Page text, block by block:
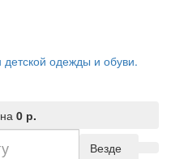
на 0 р.
Везде